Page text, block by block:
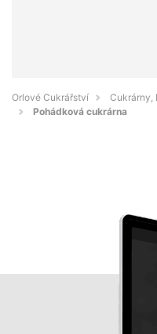
Orlové Cukrářství
Cukrárny,
Pohádková cukrárna